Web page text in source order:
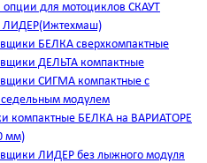
опции для мотоциклов СКАУТ
ЛИДЕР(Ижтехмаш)
БЕЛКА сверхкомпактные
ДЕЛЬТА компактные
СИГМА компактные с
модулем
компактные БЕЛКА на ВАРИАТОРЕ
мм)
ЛИДЕР без лыжного модуля